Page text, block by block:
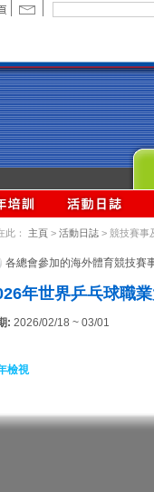
此： 主頁 > 活動日誌 > 競技賽事
各總會參加的海外體育競技賽
年世界乒乓球職
: 2026/02/18 ~ 03/01
檢視